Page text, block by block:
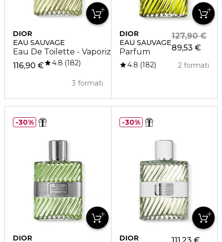
DIOR
EAU SAUVAGE
Eau De Toilette - Vaporizzatore
116,90 €
3 formati
4.8 182
DIOR
EAU SAUVAGE
Parfum 89,53 €
127,90 €
2 formati
4.8 182
DIOR
30%
DIOR
30%